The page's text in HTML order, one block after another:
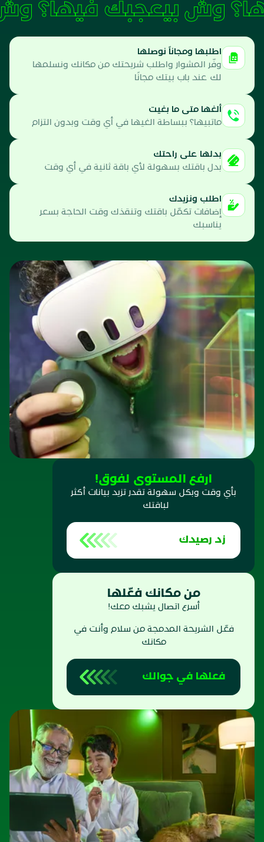
وش بيعجبك فيها؟
اطلبها ومجاناً نوصلها
وفّر المشوار واطلب شريحتك من مكانك ونسلمها
لك عند باب بيتك مجانًا
ألغها متى ما بغيت
ماتبيها؟ ببساطة الغيها في أي وقت وبدون التزام
بدلها على راحتك
بدل باقتك بسهولة لأي باقة ثانية في أي وقت
اطلب ونزيدك
إضافات تكمّل باقتك وتنقذك وقت الحاجة بسعر
يناسبك
ارفع المستوى لفوق!
بأي وقت وبكل سهولة تقدر تزيد بيانات أكثر
لباقتك
زد رصيدك
من مكانك فعّلها
أسرع اتصال يشبك معك!
فعّل الشريحة المدمجة من سلام وأنت في
مكانك
فعلها في جوالك